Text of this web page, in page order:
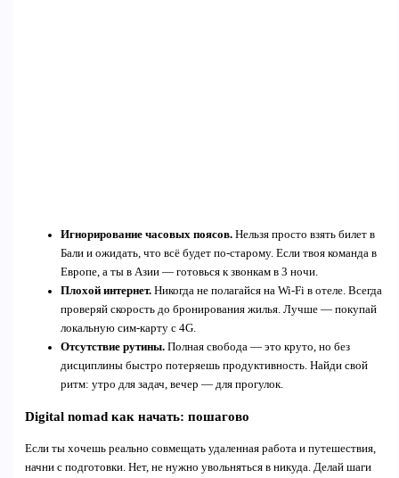
Игнорирование часовых поясов.Нельзя просто взять билет в
Бали и ожидать, что всё будет по-старому. Если твоя команда в
Европе, а ты в Азии — готовься к звонкам в 3 ночи.
Плохой интернет.Никогда не полагайся на Wi-Fi в отеле. Всегда
проверяй скорость до бронирования жилья. Лучше — покупай
локальную сим-карту с 4G.
Отсутствие рутины.Полная свобода — это круто, но без
дисциплины быстро потеряешь продуктивность. Найди свой
ритм: утро для задач, вечер — для прогулок.
Digital nomad как начать: пошагово
Если ты хочешь реально совмещать удаленная работа и путешествия,
начни с подготовки. Нет, не нужно увольняться в никуда. Делай шаги